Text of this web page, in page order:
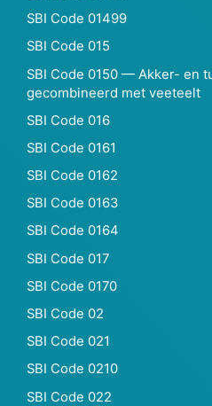
SBI Code 01499
SBI Code 015
SBI Code 0150 — Akker- en
gecombineerd met veeteelt
SBI Code 016
SBI Code 0161
SBI Code 0162
SBI Code 0163
SBI Code 0164
SBI Code 017
SBI Code 0170
SBI Code 02
SBI Code 021
SBI Code 0210
SBI Code 022